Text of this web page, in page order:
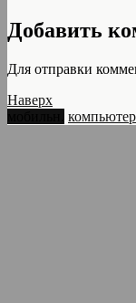
Добавить
Для отправки
Наверх